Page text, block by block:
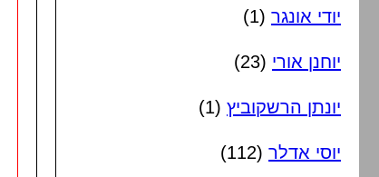
יודי אונגר (1)
יוחנן אורי (23)
יונתן הרשקוביץ (1)
יוסי אדלר (112)